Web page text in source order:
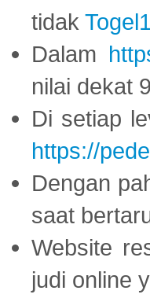
tidak
Dalam
nilai dekat
Di setiap
https://
Dengan
saat
Website
judi online